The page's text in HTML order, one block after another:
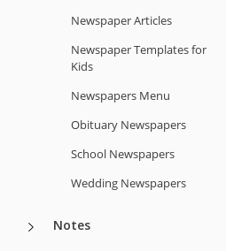
Newspaper Articles
Newspaper Templates for
Kids
Newspapers Menu
Obituary Newspapers
School Newspapers
Wedding Newspapers
Notes